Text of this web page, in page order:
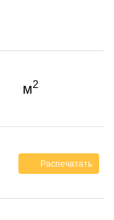
м2
Распечатать